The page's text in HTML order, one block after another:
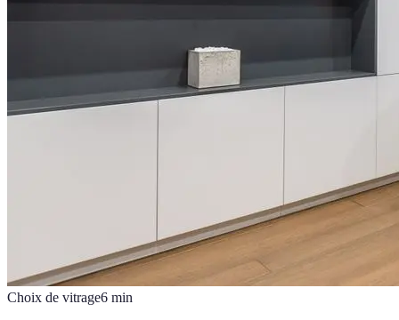
Choix de vitrage6 min